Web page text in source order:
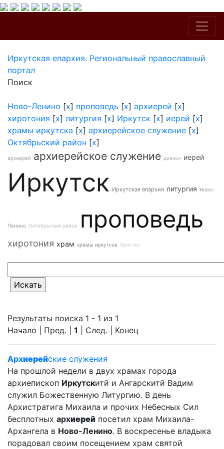
Иркутская епархия. Региональный православный
портал
Поиск
Ново-Ленино [x] проповедь [x] архиерей [x]
хиротония [x] литургия [x] Иркутск [x] иерей [x]
храмы иркутска [x] архиерейское служение [x]
Октябрьский район [x]
архиерей архиерейское служение диакон иерей
Иркутск Иркутская епархия литургия Ново-
Ленино Октябрьский район проповедь
хиротония храм храмы иркутска Христос
Результаты поиска 1 - 1 из 1
Начало | Пред. | 1 | След. | Конец
Архиерейские служения
На прошлой недели в двух храмах города
архиепископ Иркутскитй и Ангарскитй Вадим
служил Божественную Литургию. В день
Архистратига Михаила и прочих Небесных Сил
бесплотных архиерей посетил храм Михаила-
Архангела в Ново-Ленино. В воскресенье владыка
порадовал своим посещением храм святой